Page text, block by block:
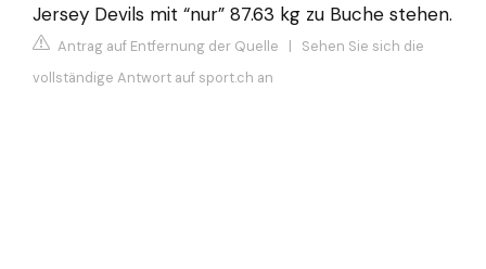
Jersey Devils mit “nur” 87.63 kg zu Buche stehen.
Antrag auf Entfernung der Quelle | Sehen Sie sich die
vollständige Antwort auf sport.ch an